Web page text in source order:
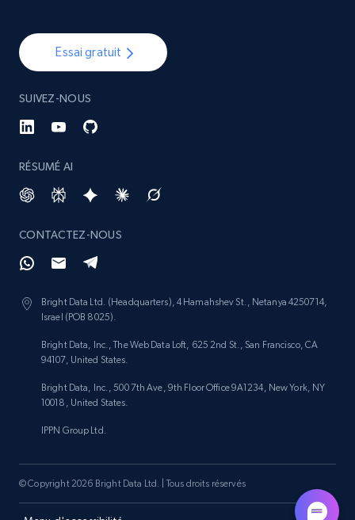
Essai gratuit
SUIVEZ-NOUS
RÉSUMÉ AI
CONTACTEZ-NOUS
Bright Data Ltd. (Headquarters), 4 Hamahshev St., Netanya 4250714,
Israel (POB 8025).
Bright Data, Inc., The Web Data Loft, 625 2nd St., San Francisco, CA
94107, United States.
Bright Data, Inc., 500 7th Ave, 9th Floor Office 9A1234, New York, NY
10018, United States.
IPPN Group Ltd.
© Copyright 2026 Bright Data Ltd. | Tous droits réservés